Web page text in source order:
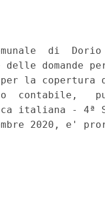
di
domande
per la
contabile,
italiana - 4ª
2020, e'